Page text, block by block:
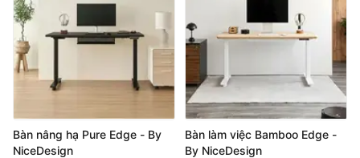
Bàn nâng hạ Pure Edge - By
NiceDesign
Bàn làm việc Bamboo Edge -
By NiceDesign